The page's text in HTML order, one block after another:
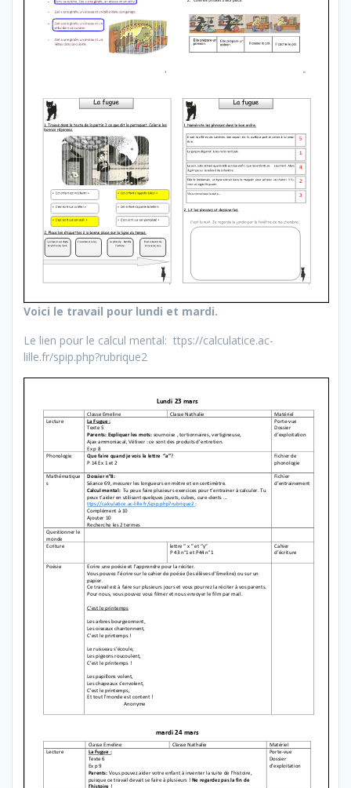
Voici le travail pour lundi et mardi.
Le lien pour le calcul mental: ttps://calculatice.ac-
lille.fr/spip.php?rubrique2